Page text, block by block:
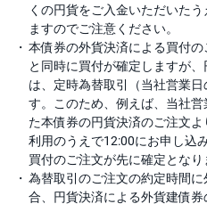
くの円貨をご入金いただいた
ますのでご注意ください。
本債券の外貨決済による買付
と同時に買付が確定しますが
は、定時為替取引（当社営業
す。このため、例えば、当社
た本債券の円貨決済のご注文
利用のうえで12:00にお申し込
買付のご注文が先に確定となり
為替取引のご注文の約定時間
合、円貨決済による外貨建債